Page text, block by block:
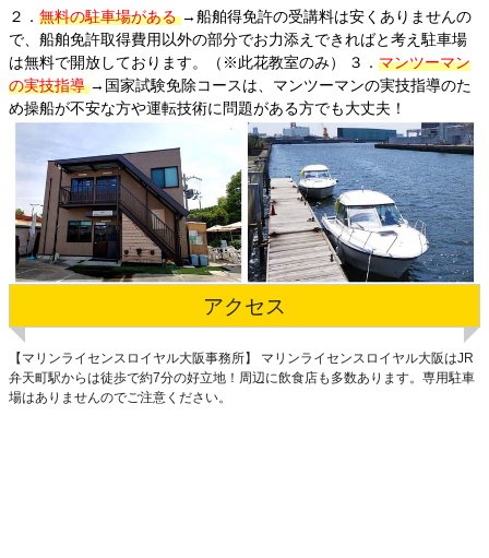
２． 無料の駐車場がある→船舶得免許の受講料は安くありませんの
で、船舶免許取得費用以外の部分でお力添えできればと考え駐車場
は無料で開放しております。（※此花教室のみ）
３． マンツーマン
の実技指導→国家試験免除コースは、マンツーマンの実技指導のた
め操船が不安な方や運転技術に問題がある方でも大丈夫！
アクセス
【マリンライセンスロイヤル大阪事務所】 マリンライセンスロイヤル大阪はJR
弁天町駅からは徒歩で約7分の好立地！周辺に飲食店も多数あります。専用駐車
場はありませんのでご注意ください。